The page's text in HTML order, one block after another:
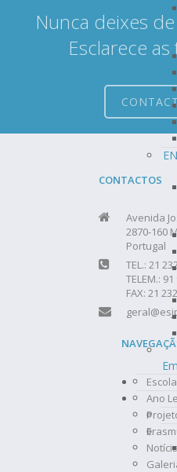
Nunca deixes
Esclarece
CONTACTOS
Avenida
2870-160
Portugal
TEL.: 21
TELEM.:
FAX: 21
Escola
Ano